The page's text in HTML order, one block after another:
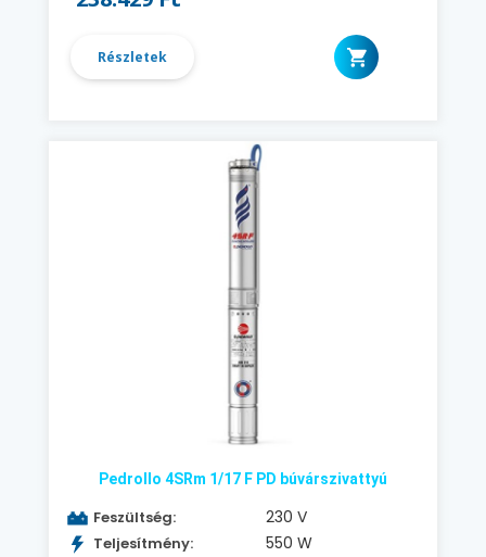
Részletek
Pedrollo 4SRm 1/17 F PD búvárszivattyú
Feszültség: 230 V
Teljesítmény: 550 W